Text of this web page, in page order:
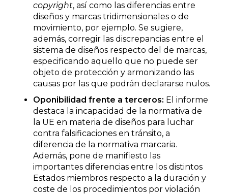
copyright, así como las diferencias entre
diseños y marcas tridimensionales o de
movimiento, por ejemplo. Se sugiere,
además, corregir las discrepancias entre el
sistema de diseños respecto del de marcas,
especificando aquello que no puede ser
objeto de protección y armonizando las
causas por las que podrán declararse nulos.
Oponibilidad frente a terceros: El informe
destaca la incapacidad de la normativa de
la UE en materia de diseños para luchar
contra falsificaciones en tránsito, a
diferencia de la normativa marcaria.
Además, pone de manifiesto las
importantes diferencias entre los distintos
Estados miembros respecto a la duración y
coste de los procedimientos por violación